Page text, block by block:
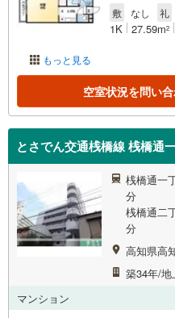
もっと見る
敷
なし 礼
1K 27.59m2
空室状況を問い
とさでん交通桟橋線 桟橋通
桟橋通一
分
桟橋通二
分
高知県高
築34年/地
マンション